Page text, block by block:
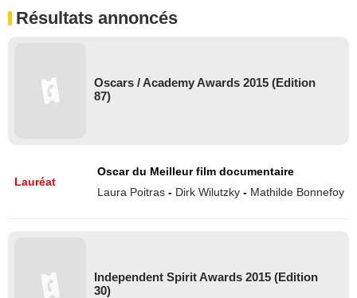
Résultats annoncés
Oscars / Academy Awards 2015 (Edition
87)
Lauréat
Oscar du Meilleur film documentaire
Laura Poitras - Dirk Wilutzky - Mathilde Bonnefoy
Independent Spirit Awards 2015 (Edition
30)